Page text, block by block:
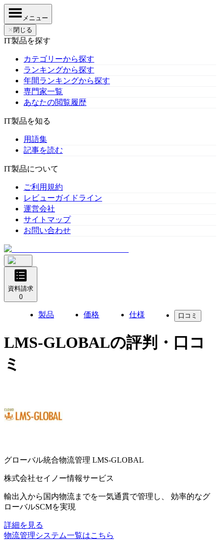
メニュー
✕ 閉じる
IT製品を探す
カテゴリーから探す
ランキングから探す
年間ランキングから探す
専門家一覧
あなたの閲覧履歴
IT製品を知る
用語集
記事を読む
IT製品について
ご利用規約
レビューガイドライン
運営会社
サイトマップ
お問い合わせ
資料請求
0
製品 価格 仕様 口コミ
LMS-GLOBALの評判・口コ
ミ
グローバル統合物流管理 LMS-GLOBAL
株式会社セイノー情報サービス
輸出入から国内物流までを一気通貫で管理し、 効率的なグ
ローバルSCMを実現
詳細を見る
物流管理システム一覧はこちら